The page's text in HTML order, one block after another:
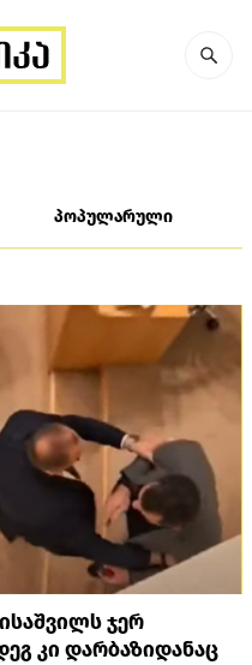
პოპულარული
ჯერ
კი დარბაზიდანაც